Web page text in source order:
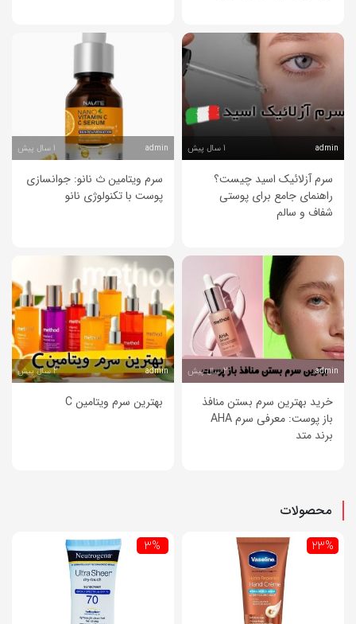
admin
سرم آزلائیک اسید چیست؟
راهنمای جامع برای پوستی
شفاف و سالم
admin
سرم ویتامین ث نانو: جوانسازی
پوست با تکنولوژی نانو
admin 2 سال پیش
خرید بهترین سرم بستن منافذ
باز پوست: معرفی سرم AHA
برند متد
admin 2 سال پیش
بهترین سرم ویتامین C
محصولات
23%
3%